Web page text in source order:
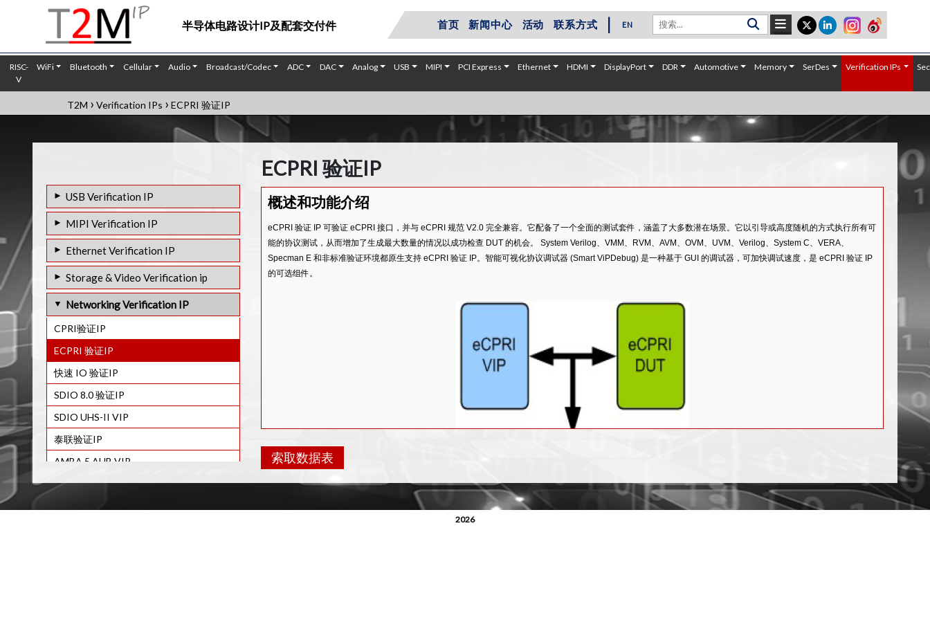
半导体电路设计IP及配套交付件 首页 新闻中心 活动 联系方式 | EN
RISC-
V
WiFi Bluetooth Cellular Audio Broadcast/Codec ADC DAC Analog USB MIPI PCI Express Ethernet HDMI DisplayPort DDR Automotive Memory SerDes Verification IPs
T2M › Verification IPs › ECPRI 验证IP
USB Verification IP
USB 4.0 VIP
USB 3.2 VIP
USB 3.0 VIP
USB 2.0 VIP
USB PD VIP
USB TYPE-C VIP
UAS 验证IP
EUSB验证IP
MIPI Verification IP
MIPI DSI-2 VIP
MIPI CSI-3 VIP
MIPI D-PHY VIP
MIPI C-PHY 验证IP
MIPI M-PHY VIP
MIPI A-PHY 验证IP
MIPI Unipro VIP
MIPI RFFE 验证IP
MIPI I3C VIP
Ethernet Verification IP
800G 以太网 验证IP
400G BASE-KR4/KR8/KR16 以太网 验证
200G BASE-KR8/KR4/KR2 以太网 验证
IP
50G BASE-KR/KR2 以太网 验证IP
40G-100G 以太网 验证IP
10G Ethernet VIP
2.5G BASE-KX/5GBASE-KR/BASE-
T/5GBASE-T 以太网 VIP
Storage & Video Verification ip
HDMI 1.4/2.0/2.1 VIP
Display Port 2.0 VIP
DDR3 Monitor VIP
DDR2 监视器 验证IP
PCIe 6.0 VIP
一对一验证IP
UFS验证IP
LVDS验证IP
Networking Verification IP
CPRI验证IP
ECPRI 验证IP
快速 IO 验证IP
SDIO 8.0 验证IP
SDIO UHS-II VIP
泰联验证IP
AMBA 5 AHB VIP
Automotive & Serial Bus Verification IP
ECPRI 验证IP
概述和功能介绍
eCPRI 验证 IP 可验证 eCPRI 接口，并与 eCPRI 规范 V2.0 完全兼容。它配备了一个全面的测试套件，涵盖了大多数潜在场景。它以引导或高度随机的方式执行所有可
能的协议测试，从而增加了生成最大数量的情况以成功检查 DUT 的机会。 System Verilog、VMM、RVM、AVM、OVM、UVM、Verilog、System C、VERA、
Specman E 和非标准验证环境都原生支持 eCPRI 验证 IP。智能可视化协议调试器 (Smart ViPDebug) 是一种基于 GUI 的调试器，可加快调试速度，是 eCPRI 验证 IP
的可选组件。
索取数据表
2026